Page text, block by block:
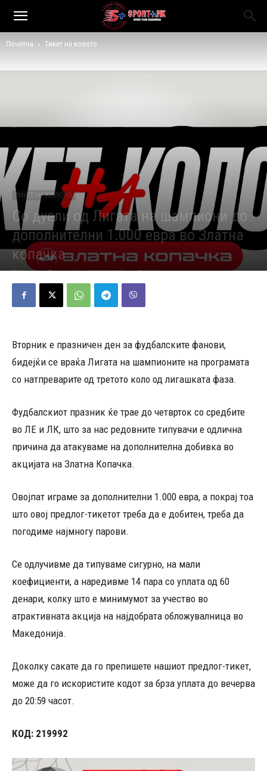
Почетна Тикет на колото
ТИКЕТ НА КОЛОТО
Со дуели од Лигата на шампиони до
дополнителни 1.000 евра во Златна
копачка
Објавено од Редакција - 21/10/2025 213
Вторник е празничен ден за фудбалските фанови,
бидејќи се враќа Лигата на шампионите на програмата
со натпреварите од третото коло од лигашката фаза.
Фудбалскиот празник ќе трае до четврток со средбите
во ЛЕ и ЛК, што за нас редовните типувачи е одлична
причина да атакуваме на дополнителна добивка во
акцијата на Златна Копачка.
Овојпат играме за дополнителни 1.000 евра, а покрај тоа
што овој предлог-тикетот треба да е добитен, треба да
погодиме најмногу парови.
Се одлучивме да типуваме сигурно, на мали
коефициенти, а наредивме 14 пара со уплата од 60
денари, колку што е минимумот за учество во
атрактивната акција на најдобрата обложувалница во
Македонија.
Доколку сакате да го препишете нашиот предлог-тикет,
може да го искористите кодот за брза уплата до вечерва
до 20:59 часот.
КОД: 219992